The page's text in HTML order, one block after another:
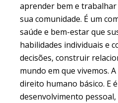
aprender bem e
sua comunidade. É um
saúde e bem-estar que
habilidades individuais e
decisões, construir
mundo em que vivemos.
direito humano básico. E
desenvolvimento